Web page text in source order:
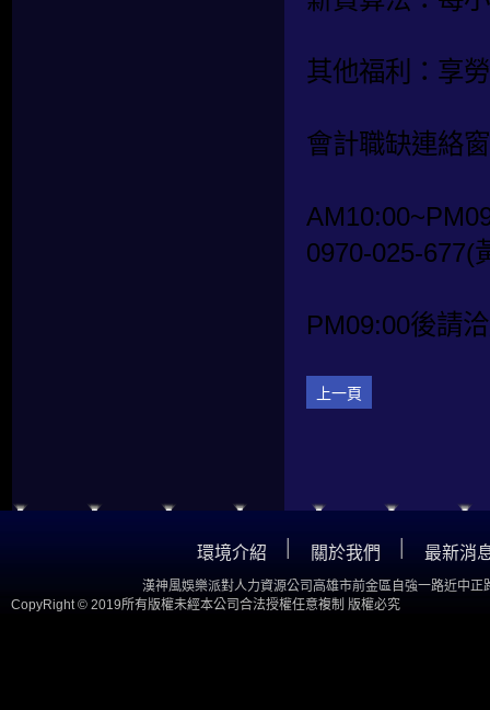
其他福利：享
會計職缺連絡
0970-025-677(
PM09:00後請
上一頁
環境介紹 關於我們 最新消
漢神風娛樂派對人力資源公司高雄市前金區自強一路近中正
CopyRight © 2019所有版權未經本公司合法授權任意複制 版權必究